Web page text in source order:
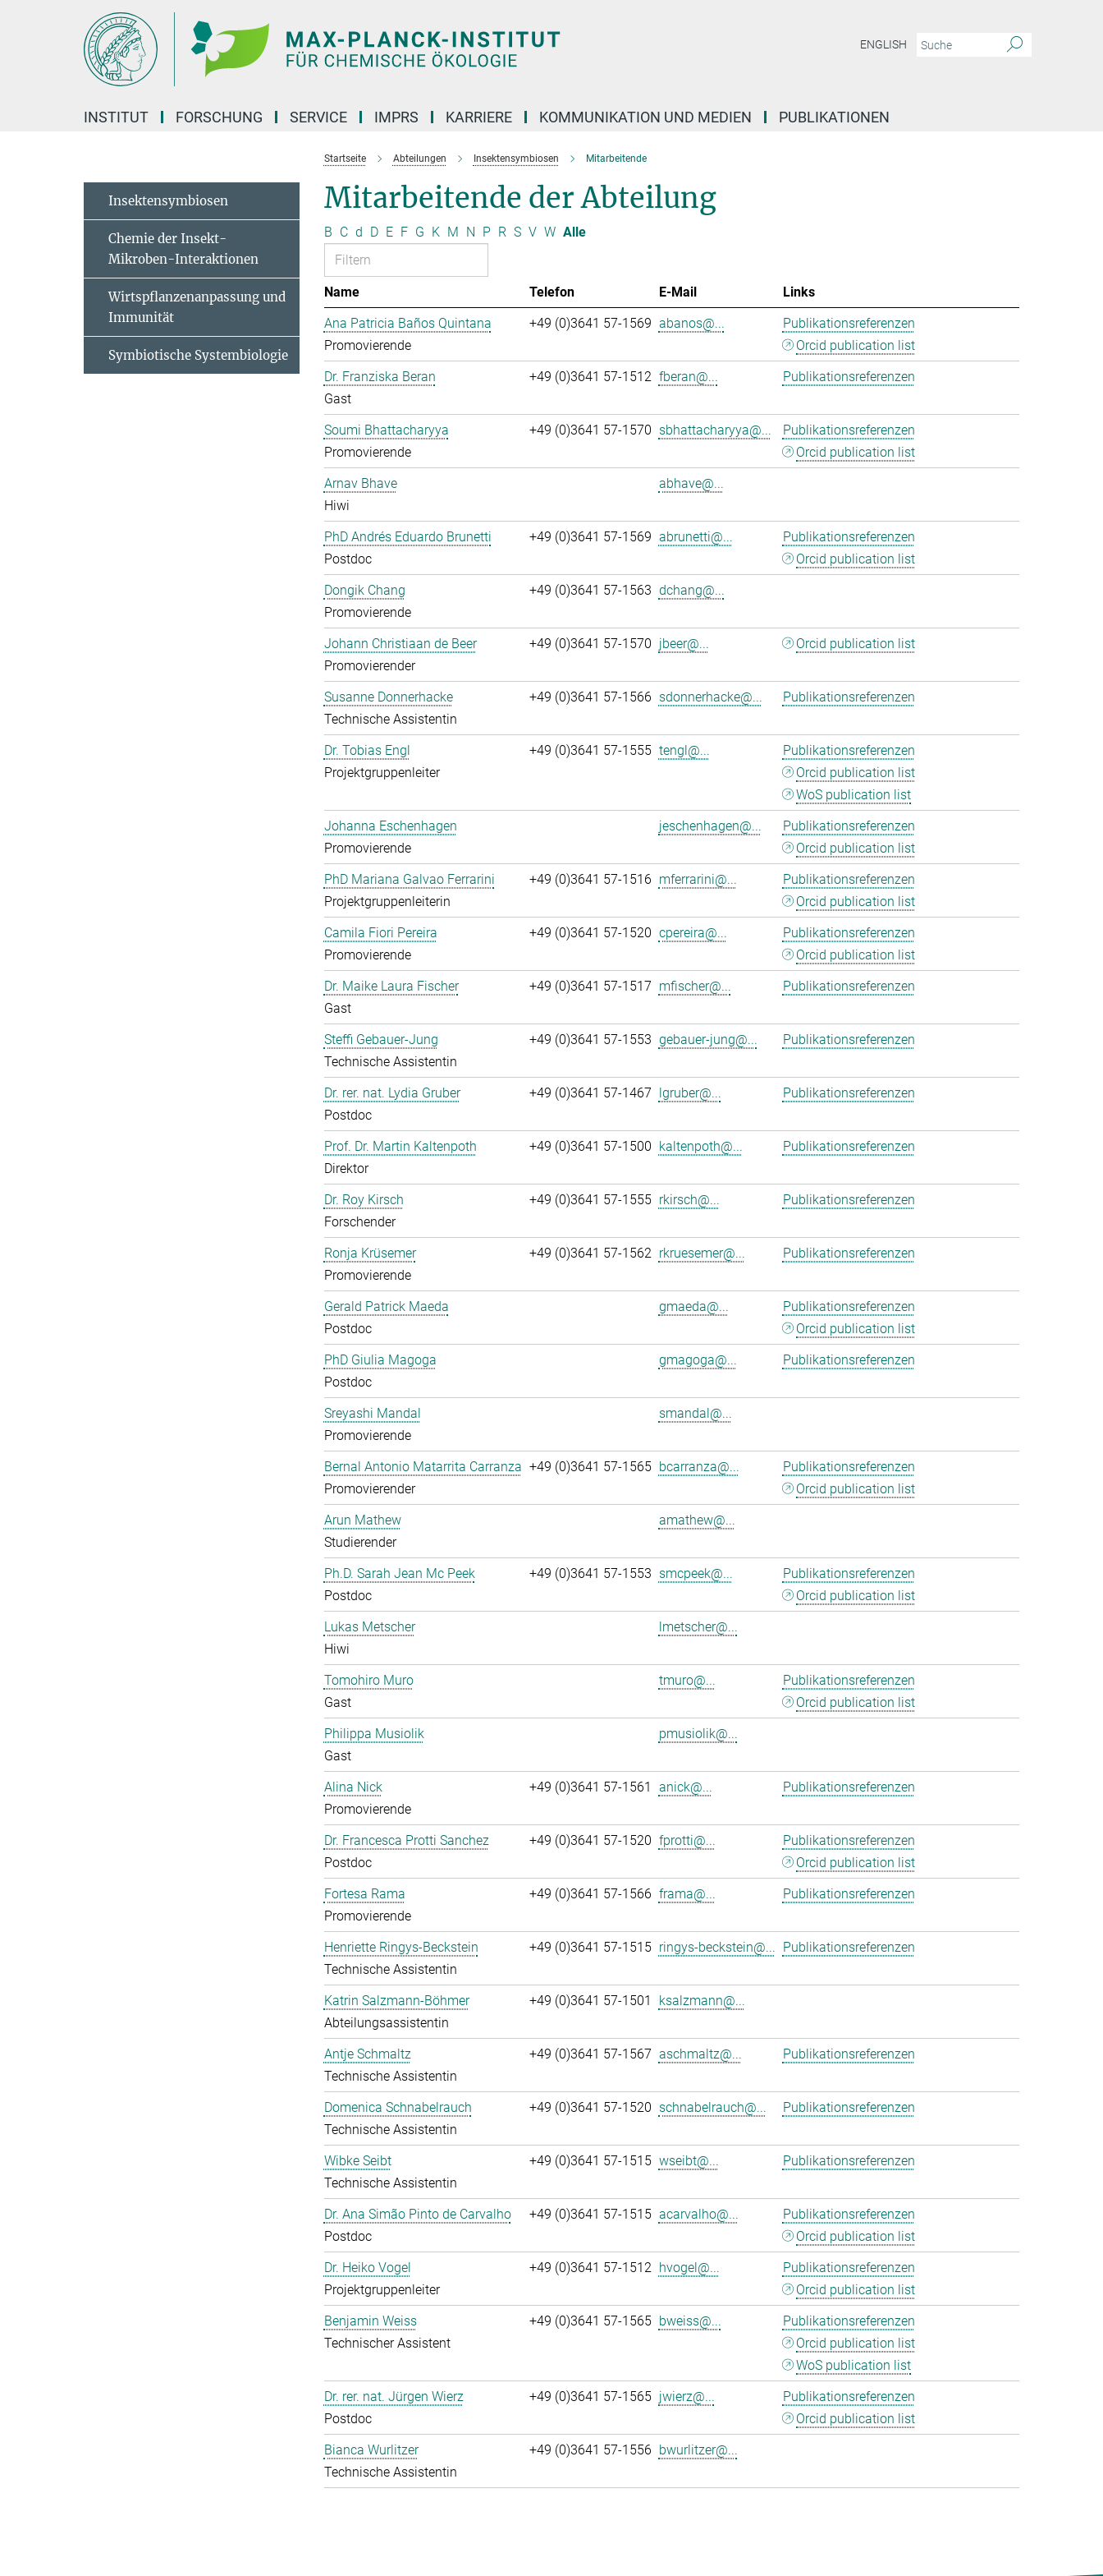
ENGLISH
INSTITUT FORSCHUNG SERVICE IMPRS KARRIERE KOMMUNIKATION UND MEDIEN PUBLIKATIONEN
Startseite Abteilungen Insektensymbiosen Mitarbeitende
Mitarbeitende der Abteilung
B C d D E F G K M N P R S V W Alle
Name Telefon E-Mail
Links
Ana Patricia Baños Quintana
Promovierende
+49 (0)3641 57-1569 abanos@...
Publikationsreferenzen
Orcid publication list
Dr. Franziska Beran
Gast
+49 (0)3641 57-1512 fberan@... Publikationsreferenzen
Soumi Bhattacharyya
Promovierende
+49 (0)3641 57-1570 sbhattacharyya@...
Publikationsreferenzen
Orcid publication list
Arnav Bhave
Hiwi
abhave@...
PhD Andrés Eduardo Brunetti
Postdoc
+49 (0)3641 57-1569 abrunetti@...
Publikationsreferenzen
Orcid publication list
Dongik Chang
Promovierende
+49 (0)3641 57-1563 dchang@...
Johann Christiaan de Beer
Promovierender
+49 (0)3641 57-1570 jbeer@... Orcid publication list
Susanne Donnerhacke
Technische Assistentin
+49 (0)3641 57-1566 sdonnerhacke@... Publikationsreferenzen
Dr. Tobias Engl
Projektgruppenleiter
+49 (0)3641 57-1555 tengl@...
Publikationsreferenzen
Orcid publication list
WoS publication list
Johanna Eschenhagen
Promovierende
jeschenhagen@...
Publikationsreferenzen
Orcid publication list
PhD Mariana Galvao Ferrarini
Projektgruppenleiterin
+49 (0)3641 57-1516 mferrarini@...
Publikationsreferenzen
Orcid publication list
Camila Fiori Pereira
Promovierende
+49 (0)3641 57-1520 cpereira@...
Publikationsreferenzen
Orcid publication list
Dr. Maike Laura Fischer
Gast
+49 (0)3641 57-1517 mfischer@... Publikationsreferenzen
Steffi Gebauer-Jung
Technische Assistentin
+49 (0)3641 57-1553 gebauer-jung@... Publikationsreferenzen
Dr. rer. nat. Lydia Gruber
Postdoc
+49 (0)3641 57-1467 lgruber@... Publikationsreferenzen
Prof. Dr. Martin Kaltenpoth
Direktor
+49 (0)3641 57-1500 kaltenpoth@... Publikationsreferenzen
Dr. Roy Kirsch
Forschender
+49 (0)3641 57-1555 rkirsch@... Publikationsreferenzen
Ronja Krüsemer
Promovierende
+49 (0)3641 57-1562 rkruesemer@... Publikationsreferenzen
Gerald Patrick Maeda
Postdoc
gmaeda@...
Publikationsreferenzen
Orcid publication list
PhD Giulia Magoga
Postdoc
gmagoga@... Publikationsreferenzen
Sreyashi Mandal
Promovierende
smandal@...
Bernal Antonio Matarrita Carranza
Promovierender
+49 (0)3641 57-1565 bcarranza@...
Publikationsreferenzen
Orcid publication list
Arun Mathew
Studierender
amathew@...
Ph.D. Sarah Jean Mc Peek
Postdoc
+49 (0)3641 57-1553 smcpeek@...
Publikationsreferenzen
Orcid publication list
Lukas Metscher
Hiwi
lmetscher@...
Tomohiro Muro
Gast
tmuro@...
Publikationsreferenzen
Orcid publication list
Philippa Musiolik
Gast
pmusiolik@...
Alina Nick
Promovierende
+49 (0)3641 57-1561 anick@... Publikationsreferenzen
Dr. Francesca Protti Sanchez
Postdoc
+49 (0)3641 57-1520 fprotti@...
Publikationsreferenzen
Orcid publication list
Fortesa Rama
Promovierende
+49 (0)3641 57-1566 frama@... Publikationsreferenzen
Henriette Ringys-Beckstein
Technische Assistentin
+49 (0)3641 57-1515 ringys-beckstein@... Publikationsreferenzen
Katrin Salzmann-Böhmer
Abteilungsassistentin
+49 (0)3641 57-1501 ksalzmann@...
Antje Schmaltz
Technische Assistentin
+49 (0)3641 57-1567 aschmaltz@... Publikationsreferenzen
Domenica Schnabelrauch
Technische Assistentin
+49 (0)3641 57-1520 schnabelrauch@... Publikationsreferenzen
Wibke Seibt
Technische Assistentin
+49 (0)3641 57-1515 wseibt@... Publikationsreferenzen
Dr. Ana Simão Pinto de Carvalho
Postdoc
+49 (0)3641 57-1515 acarvalho@...
Publikationsreferenzen
Orcid publication list
Dr. Heiko Vogel
Projektgruppenleiter
+49 (0)3641 57-1512 hvogel@...
Publikationsreferenzen
Orcid publication list
Benjamin Weiss
Technischer Assistent
+49 (0)3641 57-1565 bweiss@...
Publikationsreferenzen
Orcid publication list
WoS publication list
Dr. rer. nat. Jürgen Wierz
Postdoc
+49 (0)3641 57-1565 jwierz@...
Publikationsreferenzen
Orcid publication list
Bianca Wurlitzer
Technische Assistentin
+49 (0)3641 57-1556 bwurlitzer@...
Insektensymbiosen
Chemie der Insekt-
Mikroben-Interaktionen
Wirtspflanzenanpassung und
Immunität
Symbiotische Systembiologie